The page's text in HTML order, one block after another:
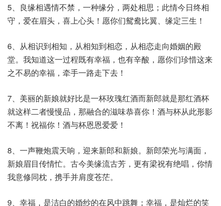
5、良缘相遇情不禁，一种缘分，两处相思；此情今日终相
守，爱在眉头，喜上心头！愿你们鸳鸯比翼、缘定三生！
6、从相识到相知，从相知到相恋，从相恋走向婚姻的殿
堂。我知道这一过程既有幸福，也有辛酸，愿你们珍惜这来
之不易的幸福，牵手一路走下去！
7、美丽的新娘就好比是一杯玫瑰红酒而新郎就是那红酒杯
就这样二者慢慢品，那融合的滋味恭喜你！酒与杯从此形影
不离！祝福你！酒与杯恩恩爱爱！
8、一声鞭炮震天响，迎来新郎和新娘。新郎荣光与满面，
新娘眉目传情忙。古今美缘流古芳，更有梁祝有绝唱，你情
我意修同枕，携手并肩度苍茫。
9、幸福，是洁白的婚纱的在风中跳舞；幸福，是灿烂的笑